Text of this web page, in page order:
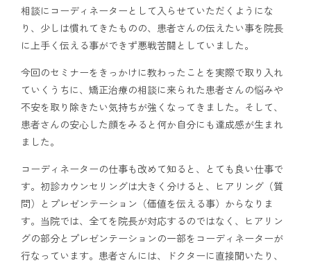
相談にコーディネーターとして入らせていただくようにな
り、少しは慣れてきたものの、患者さんの伝えたい事を院長
に上手く伝える事ができず悪戦苦闘としていました。
今回のセミナーをきっかけに教わったことを実際で取り入れ
ていくうちに、矯正治療の相談に来られた患者さんの悩みや
不安を取り除きたい気持ちが強くなってきました。そして、
患者さんの安心した顔をみると何か自分にも達成感が生まれ
ました。
コーディネーターの仕事も改めて知ると、とても良い仕事で
す。初診カウンセリングは大きく分けると、ヒアリング（質
問）とプレゼンテーション（価値を伝える事）からなりま
す。当院では、全てを院長が対応するのではなく、ヒアリン
グの部分とプレゼンテーションの一部をコーディネーターが
行なっています。患者さんには、ドクターに直接聞いたり、